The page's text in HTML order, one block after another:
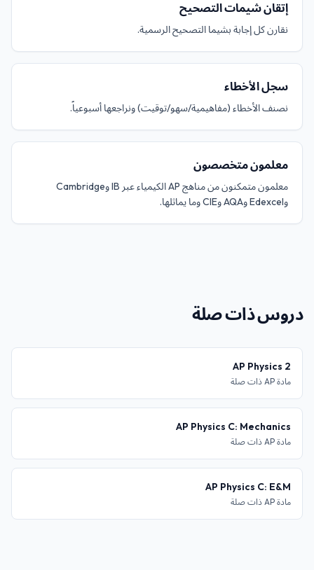
إتقان شيمات التصحيح
نقارن كل إجابة بشيما التصحيح الرسمية.
سجل الأخطاء
نصنف الأخطاء (مفاهيمية/سهو/توقيت) ونراجعها أسبوعياً.
معلمون متخصصون
معلمون متمكنون من مناهج AP الكيمياء عبر IB وCambridge
وEdexcel وAQA وCIE وما يماثلها.
دروس ذات صلة
AP Physics 2
مادة AP ذات صلة
AP Physics C: Mechanics
مادة AP ذات صلة
AP Physics C: E&M
مادة AP ذات صلة